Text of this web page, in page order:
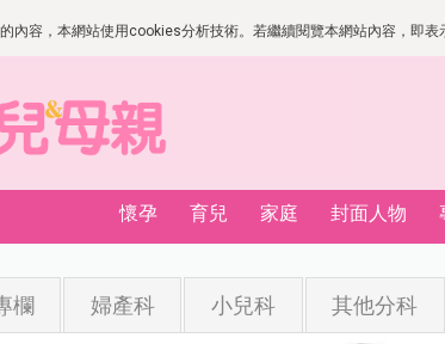
內容，本網站使用cookies分析技術。若繼續閱覽本網站內容，即
懷孕 育兒 家庭 封面人物
欄 婦產科 小兒科 其他分科